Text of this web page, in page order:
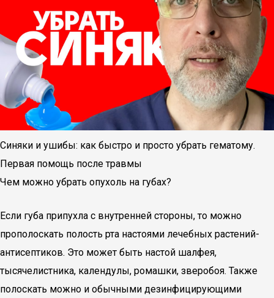
Синяки и ушибы: как быстро и просто убрать гематому.
Первая помощь после травмы
Чем можно убрать опухоль на губах?
Если губа припухла с внутренней стороны, то можно
прополоскать полость рта настоями лечебных растений-
антисептиков. Это может быть настой шалфея,
тысячелистника, календулы, ромашки, зверобоя. Также
полоскать можно и обычными дезинфицирующими